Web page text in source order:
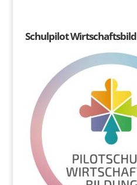
Schulpilot